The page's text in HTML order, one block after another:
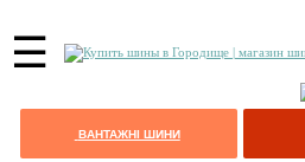
☰
ВАНТАЖНІ ШИНИ